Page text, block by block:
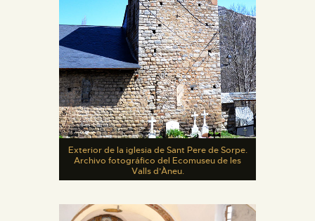
Exterior de la iglesia de Sant Pere de Sorpe.
Archivo fotográfico del Ecomuseu de les
Valls d’Àneu.